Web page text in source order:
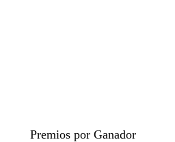
Premios por Ganador